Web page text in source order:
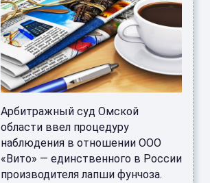
Арбитражный суд Омской
области ввел процедуру
наблюдения в отношении ООО
«Вито» — единственного в России
производителя лапши фунчоза.